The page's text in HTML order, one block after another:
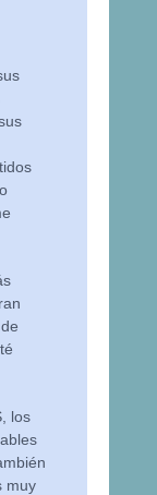
los
muy